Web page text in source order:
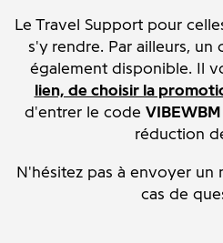
Le Travel Support pour
s'y rendre. Par ailleurs,
également disponible. Il
lien, de choisir la
d'entrer le code VIBEWBM
réduction
N'hésitez pas à envoyer un
cas de